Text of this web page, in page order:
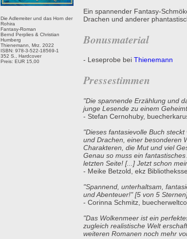
Die Adlerreiter und das Horn der
Rohira
Fantasy-Roman
Bernd Perplies & Christian
Humberg
Thienemann, Mrz. 2022
ISBN: 978-3-522-18569-1
352 S., Hardcover
Preis: EUR 15,00
Ein spannender Fantasy-
Drachen und anderer
Bonusmaterial
- Leseprobe bei Thienemann
Pressestimmen
"Die spannende Erzählung und
junge Lesende zu einem
- Stefan Cernohuby,
"Dieses fantasievolle Buch
und Drachen, einer besonderen
Charakteren, die Mut und viel
Genau so muss ein
letzten Seite! [...] Jetzt schon
- Meike Betzold, ekz
"Spannend, unterhaltsam,
und Abenteuer!" [5 von 5
- Corinna Schmitz,
"Das Wolkenmeer ist ein
zugleich realistische Welt
weiteren Romanen noch mehr